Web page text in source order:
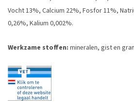
Vocht 13%, Calcium 22%, Fosfor 11%,
0,26%, Kalium 0,002%.
Werkzame stoffen: mineralen, gist en